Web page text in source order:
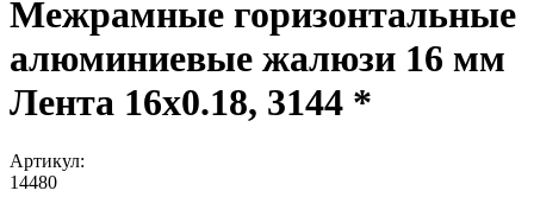
Межрамные горизонтальные
алюминиевые жалюзи 16 мм
Лента 16x0.18, 3144 *
Артикул:
14480